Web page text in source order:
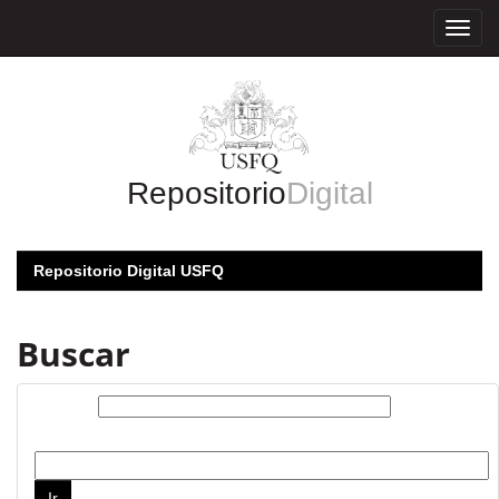
RepositorioDigital
Repositorio Digital USFQ
Buscar